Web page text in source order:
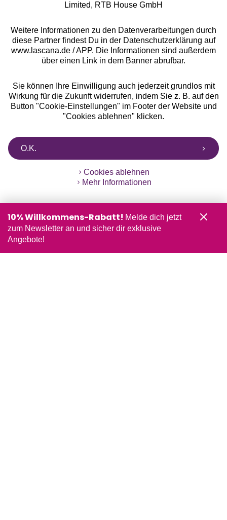
** Bonität vorausgesetzt, berechtigt zur Bonitätsprüfung
Limited, RTB House GmbH
Weitere Informationen zu den Datenverarbeitungen durch
diese Partner findest Du in der Datenschutzerklärung auf
www.lascana.de / APP. Die Informationen sind außerdem
über einen Link in dem Banner abrufbar.
Sie können Ihre Einwilligung auch jederzeit grundlos mit
Wirkung für die Zukunft widerrufen, indem Sie z. B. auf den
Button "Cookie-Einstellungen" im Footer der Website und
"Cookies ablehnen" klicken.
O.K.
Cookies ablehnen
Mehr Informationen
10% Willkommens-Rabatt! Melde dich jetzt
zum Newsletter an und sicher dir exklusive
Angebote!